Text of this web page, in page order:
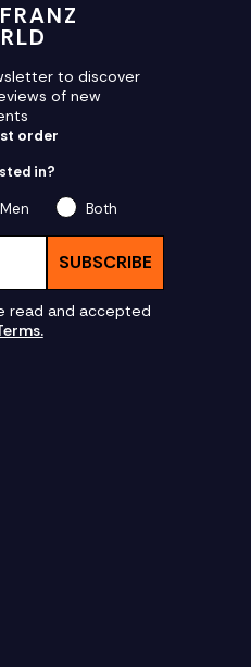
to discover
of new
order
in?
Men
Both
SUBSCRIBE
read and accepted